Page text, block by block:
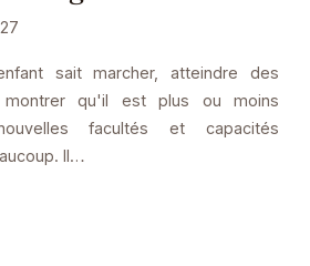
sait marcher, atteindre des
qu'il est plus ou moins
facultés et capacités
Il…